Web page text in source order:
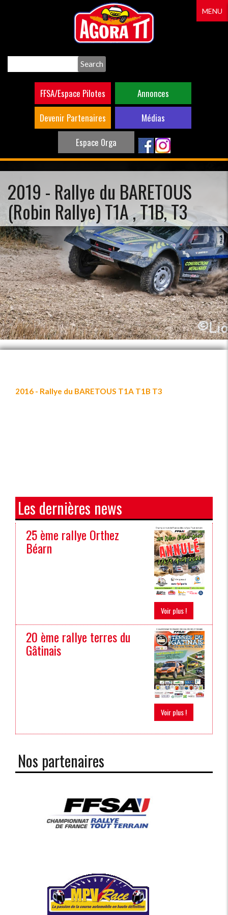
FFSA/Espace Pilotes
Annonces
Devenir Partenaires
Médias
Espace Orga
MENU
2019 - Rallye du BARETOUS
(Robin Rallye) T1A , T1B, T3
2016 - Rallye du BARETOUS T1A T1B T3
Les dernières news
25 ème rallye Orthez
Béarn
Voir plus !
20 ème rallye terres du
Gâtinais
Voir plus !
Nos partenaires